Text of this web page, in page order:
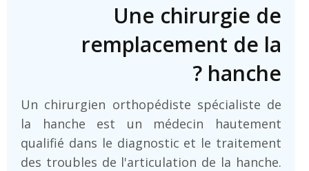
Une chirurgie de
remplacement de la
hanche ?
Un chirurgien orthopédiste spécialiste de
la hanche est un médecin hautement
qualifié dans le diagnostic et le traitement
des troubles de l'articulation de la hanche.